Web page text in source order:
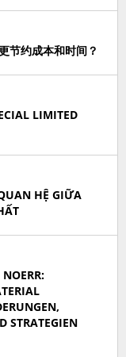
节约成本和时间？
LIMITED
HỆ GIỮA
STRATEGIEN